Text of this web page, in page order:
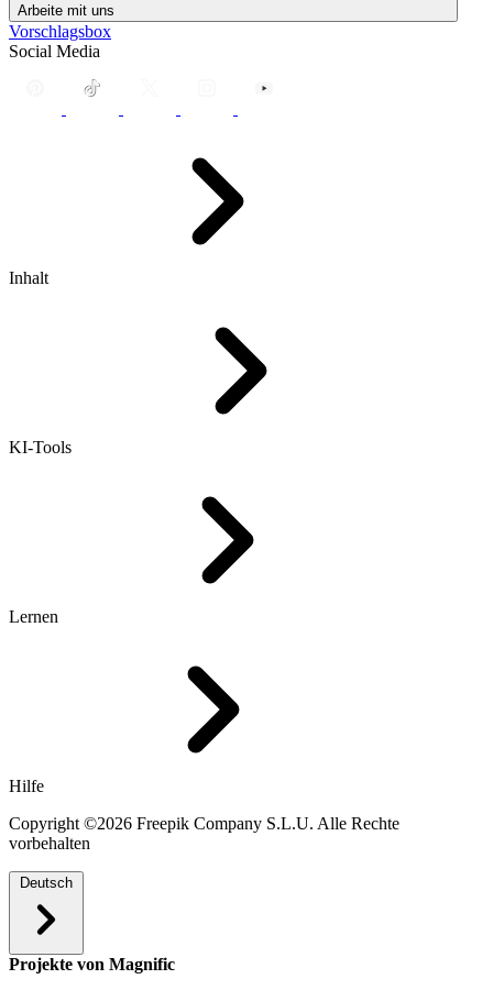
Arbeite mit uns
Vorschlagsbox
Social Media
Inhalt
KI-Tools
Lernen
Hilfe
Copyright ©2026 Freepik Company S.L.U. Alle Rechte
vorbehalten
Deutsch
Projekte von Magnific